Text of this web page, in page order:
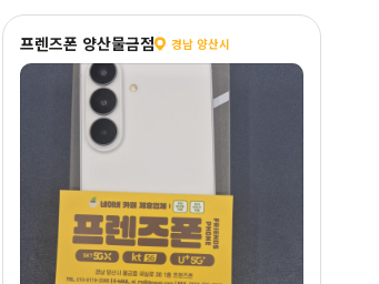
프렌즈폰 양산물금점 경남 양산시